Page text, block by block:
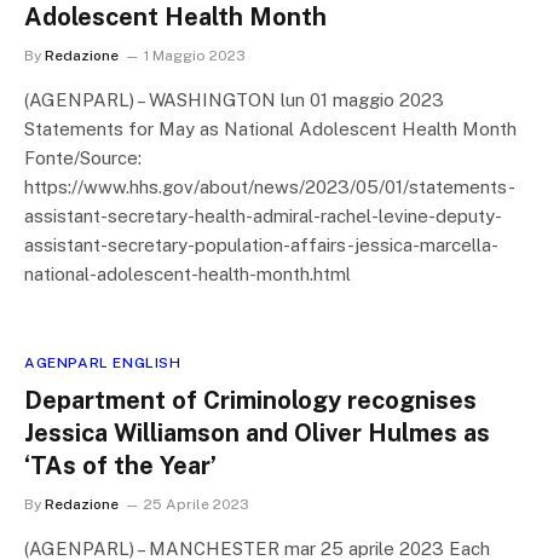
Adolescent Health Month
By Redazione 1 Maggio 2023
(AGENPARL) – WASHINGTON lun 01 maggio 2023
Statements for May as National Adolescent Health Month
Fonte/Source:
https://www.hhs.gov/about/news/2023/05/01/statements-
assistant-secretary-health-admiral-rachel-levine-deputy-
assistant-secretary-population-affairs-jessica-marcella-
national-adolescent-health-month.html
AGENPARL ENGLISH
Department of Criminology recognises
Jessica Williamson and Oliver Hulmes as
‘TAs of the Year’
By Redazione 25 Aprile 2023
(AGENPARL) – MANCHESTER mar 25 aprile 2023 Each